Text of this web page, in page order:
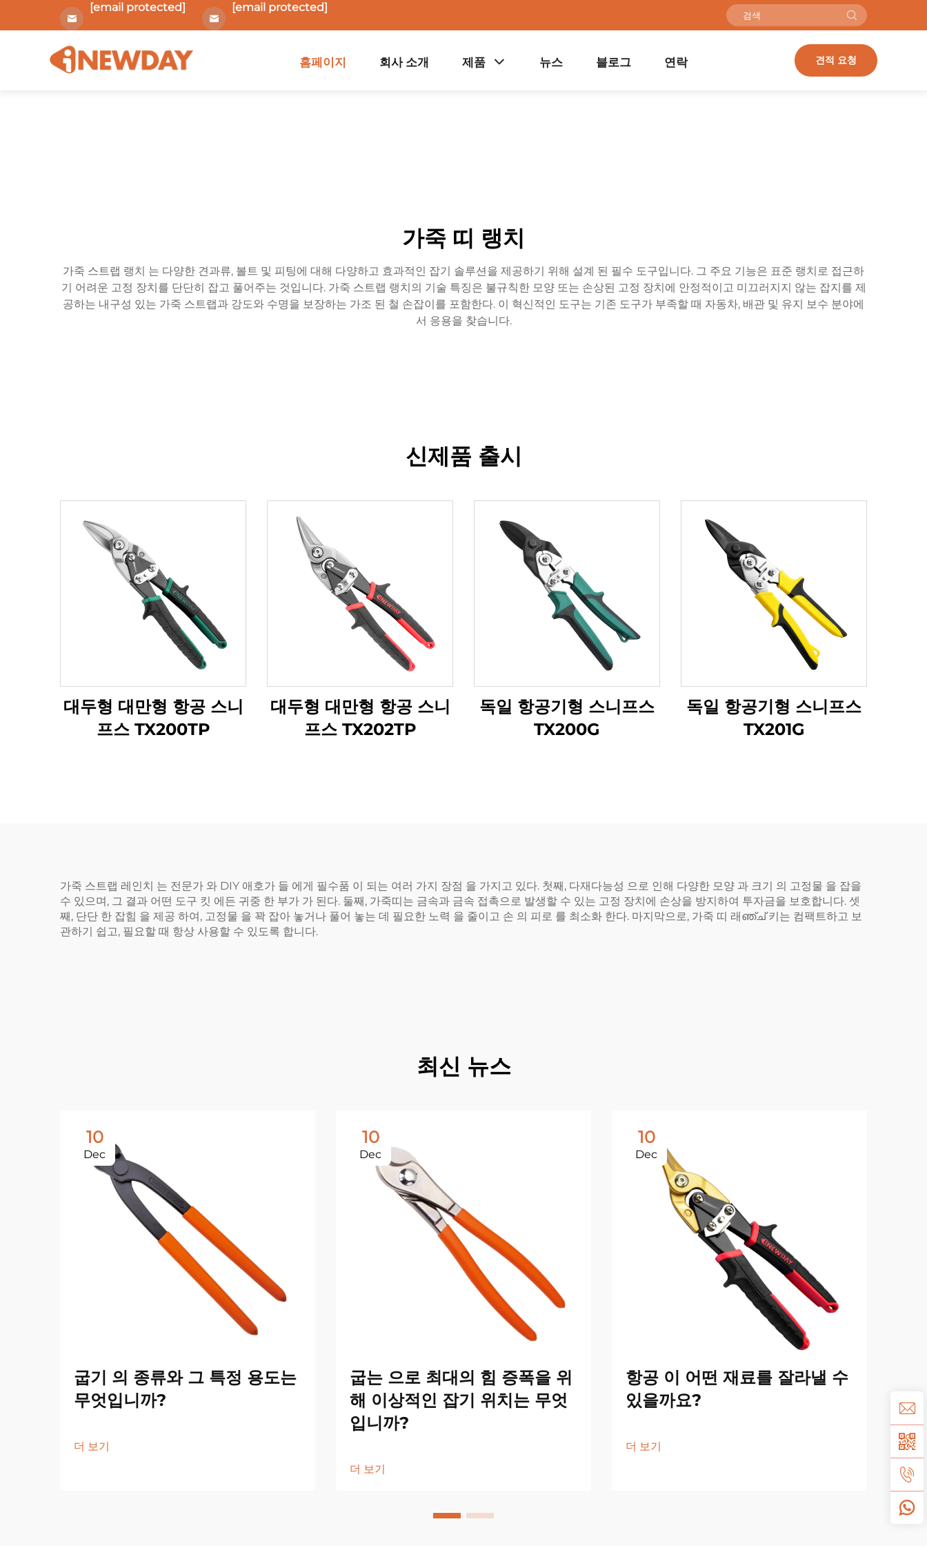
[email protected] [email protected]
홈페이지 회사 소개 제품 뉴스 블로그 연락 견적 요청
가죽 띠 랭치
가죽 스트랩 랭치 는 다양한 견과류, 볼트 및 피팅에 대해 다양하고 효과적인 잡기 솔루션을 제공하기 위해 설계 된 필수 도구입니다. 그 주요 기능은 표준 랭치로 접근하
기 어려운 고정 장치를 단단히 잡고 풀어주는 것입니다. 가죽 스트랩 랭치의 기술 특징은 불규칙한 모양 또는 손상된 고정 장치에 안정적이고 미끄러지지 않는 잡지를 제
공하는 내구성 있는 가죽 스트랩과 강도와 수명을 보장하는 가조 된 철 손잡이를 포함한다. 이 혁신적인 도구는 기존 도구가 부족할 때 자동차, 배관 및 유지 보수 분야에
서 응용을 찾습니다.
신제품 출시
대두형 대만형 항공 스니
프스 TX200TP
대두형 대만형 항공 스니
프스 TX202TP
독일 항공기형 스니프스
TX200G
독일 항공기형 스니프스
TX201G
가죽 스트랩 레인치 는 전문가 와 DIY 애호가 들 에게 필수품 이 되는 여러 가지 장점 을 가지고 있다. 첫째, 다재다능성 으로 인해 다양한 모양 과 크기 의 고정물 을 잡을
수 있으며, 그 결과 어떤 도구 킷 에든 귀중 한 부가 가 된다. 둘째, 가죽띠는 금속과 금속 접촉으로 발생할 수 있는 고정 장치에 손상을 방지하여 투자금을 보호합니다. 셋
째, 단단 한 잡힘 을 제공 하여, 고정물 을 꽉 잡아 놓거나 풀어 놓는 데 필요한 노력 을 줄이고 손 의 피로 를 최소화 한다. 마지막으로, 가죽 띠 래ഞ്ച് 키는 컴팩트하고 보
관하기 쉽고, 필요할 때 항상 사용할 수 있도록 합니다.
최신 뉴스
10
Dec
굽기 의 종류와 그 특정 용도는
무엇입니까?
더 보기
10
Dec
굽는 으로 최대의 힘 증폭을 위
해 이상적인 잡기 위치는 무엇
입니까?
더 보기
10
Dec
항공 이 어떤 재료를 잘라낼 수
있을까요?
더 보기
있
더